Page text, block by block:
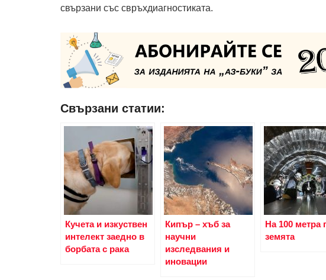
свързани със свръхдиагностиката.
Свързани статии:
Кучета и изкуствен
интелект заедно в
борбата с рака
Кипър – хъб за
научни
изследвания и
иновации
На 100 метра
земята